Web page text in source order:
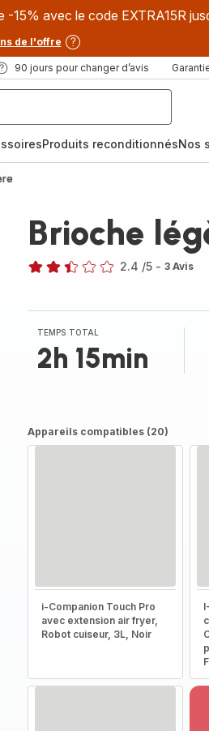
15% avec le code EXTRA15R
de l'offre
90 jours pour changer d’avis
Produits reconditionnésNos
Brioche
2.4 /5 - 3 Avis
TEMPS TOTAL
2h 15min
Appareils compatibles (20)
i-Companion Touch Pro
avec extension air fryer,
Robot cuiseur, 3L, Noir